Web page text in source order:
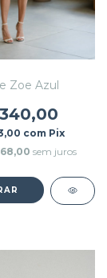
Zoe Azul
com Pix
sem juros